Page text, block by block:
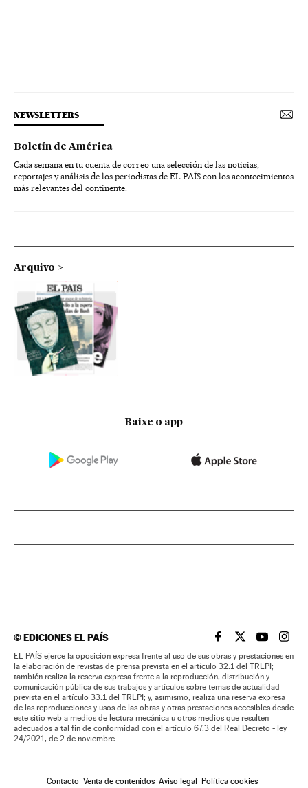
NEWSLETTERS
Boletín de América
Cada semana en tu cuenta de correo una selección de las noticias,
reportajes y análisis de los periodistas de EL PAÍS con los acontecimientos
más relevantes del continente.
Arquivo
Baixe o app
©EDICIONES EL PAÍS EL PAÍS BRASIL EN
EL PAÍSEL PAÍS
EL
EL PAÍS ejerce la oposición expresa frente al uso de sus obras y prestaciones en
la elaboración de revistas de prensa prevista en el artículo 32.1 del TRLPI;
también realiza la reserva expresa frente a la reproducción, distribución y
comunicación pública de sus trabajos y artículos sobre temas de actualidad
prevista en el artículo 33.1 del TRLPI; y, asimismo, realiza una reserva expresa
de las reproducciones y usos de las obras y otras prestaciones accesibles desde
este sitio web a medios de lectura mecánica u otros medios que resulten
adecuados a tal fin de conformidad con el artículo 67.3 del Real Decreto - ley
24/2021, de 2 de noviembre
Contacto Venta de contenidos Aviso legal Política cookies